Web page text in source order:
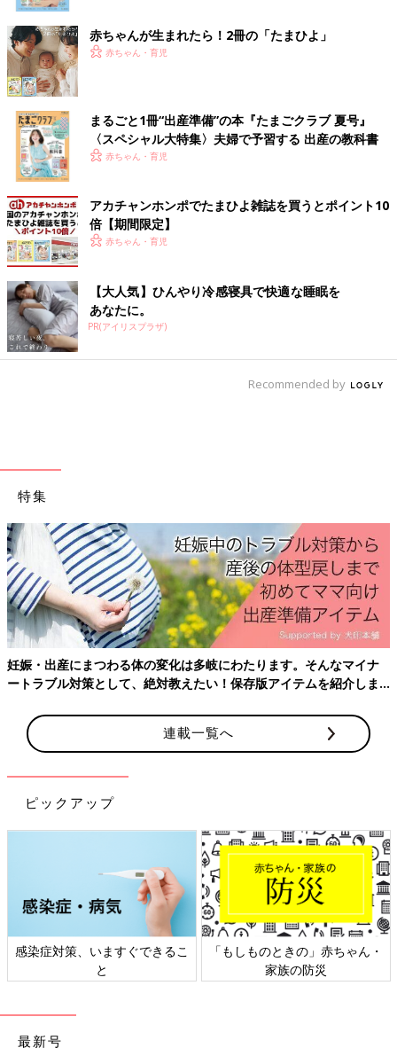
出典：Instagramアカウント「keke_blog__」
KEKEさんは「サーモス」のこちらの水筒をセレクト！水筒選び
で迷っていたそうですが、「くすみ色が可愛くてこちらのカラー
に」とのこと。おしゃれな色味がとても可愛らしい水筒ですよね
バースデイ「futafuta（フタフタ）」水筒が2,519
円
赤ちゃんが生まれたら！2冊の「たまひよ」
赤ちゃん・育児
まるごと1冊“出産準備”の本『たまごクラブ 夏号』
〈スペシャル大特集〉夫婦で予習する 出産の教科書
赤ちゃん・育児
アカチャンホンポでたまひよ雑誌を買うとポイント10
倍【期間限定】
赤ちゃん・育児
【大人気】ひんやり冷感寝具で快適な睡眠を
あなたに。
PR(アイリスプラザ)
Recommended by
特集
妊娠・出産にまつわる体の変化は多岐にわたります。そんなマイナ
ートラブル対策として、絶対教えたい！保存版アイテムを紹介しま
連載一覧へ
ピックアップ
感染症対策、いますぐできるこ
と
「もしものときの」赤ちゃん・
家族の防災
最新号